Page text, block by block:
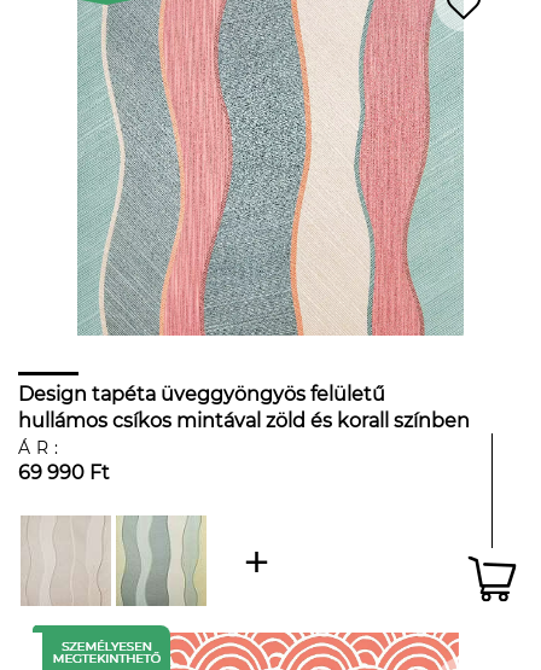
Design tapéta üveggyöngyös felületű
hullámos csíkos mintával zöld és korall színben
ÁR:
69 990 Ft